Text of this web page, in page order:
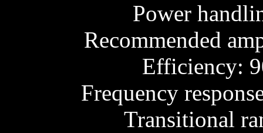
Power
Recommended
Efficiency:
Frequency
Transitional